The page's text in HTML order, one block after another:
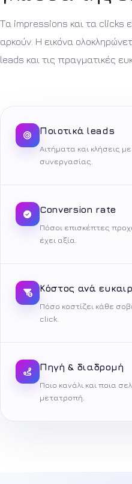
Τα impressions και τα clicks
αρκούν. Η εικόνα
leads και τις πραγματικές
Ποιοτικά leads
Αιτήματα και κλήσεις
συνεργασίας.
Conversion rate
Πόσοι επισκέπτες
έχει αξία.
Κόστος ανά
Πόσο κοστίζει κάθε
click.
Πηγή & διαδρομή
Ποιο κανάλι και ποια
μετατροπή.